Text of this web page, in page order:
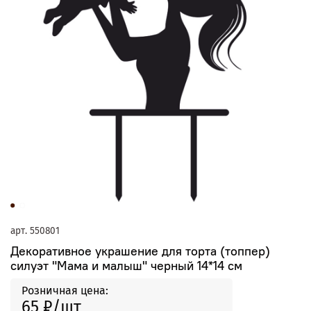
арт. 550801
Декоративное украшение для торта (топпер)
силуэт "Мама и малыш" черный 14*14 см
Розничная цена:
65 ₽